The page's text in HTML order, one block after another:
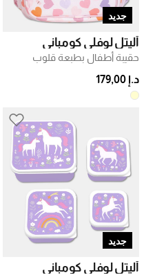
جديد
أليتل لوفلي كومباني
حقيبة أطفال بطبعة قلوب
د.إ 179,00
جديد
أليتل لوفلي كومباني